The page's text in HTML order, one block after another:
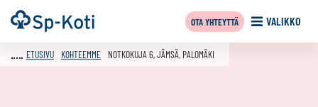
Siirry
sisältöön
Etusivu VALIKKO
OTA YHTEYTTÄ
ETUSIVU KOHTEEMME NOTKOKUJA 6, JÄMSÄ, PALOMÄKI